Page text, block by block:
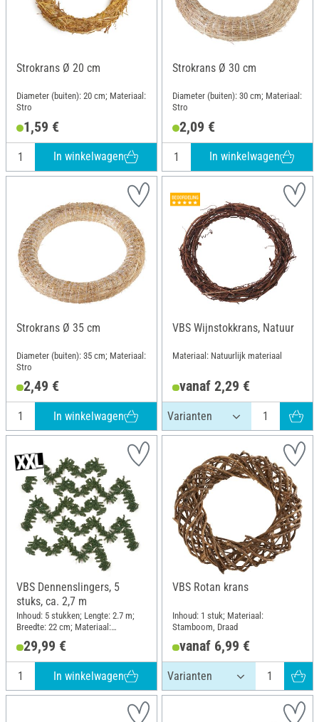
Strokrans Ø 20 cm
Diameter (buiten): 20 cm; Materiaal:
Stro
1,59 €
In winkelwagen
Strokrans Ø 30 cm
Diameter (buiten): 30 cm; Materiaal:
Stro
2,09 €
In winkelwagen
Strokrans Ø 35 cm
Diameter (buiten): 35 cm; Materiaal:
Stro
2,49 €
In winkelwagen
VBS Wijnstokkrans, Natuur
Materiaal: Natuurlijk materiaal
vanaf 2,29 €
VBS Dennenslingers, 5
stuks, ca. 2,7 m
Inhoud: 5 stukken; Lengte: 2.7 m;
Breedte: 22 cm; Materiaal:
29,99 €
In winkelwagen
VBS Rotan krans
Inhoud: 1 stuk; Materiaal:
Stamboom, Draad
vanaf 6,99 €